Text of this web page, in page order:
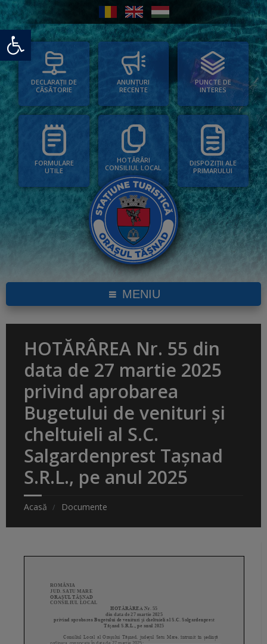
Deschide bara de unelte
DECLARAȚII DE
CĂSĂTORIE
ANUNȚURI
RECENTE
PUNCTE DE
INTERES
FORMULARE
UTILE
HOTĂRÂRI
CONSILIUL LOCAL
DISPOZIȚII ALE
PRIMARULUI
MENIU
HOTĂRÂREA Nr. 55 din
data de 27 martie 2025
privind aprobarea
Bugetului de venituri și
cheltuieli al S.C.
Salgardenprest Tașnad
S.R.L., pe anul 2025
Acasă Documente